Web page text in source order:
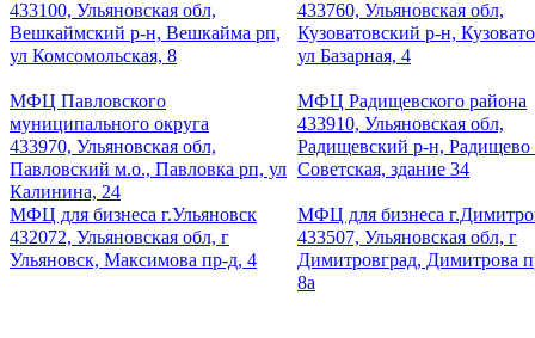
433100, Ульяновская обл,
Вешкаймский р-н, Вешкайма рп,
ул Комсомольская, 8
433760, Ульяновская обл,
Кузоватовский р-н,
ул Базарная, 4
МФЦ Павловского
муниципального округа
433970, Ульяновская обл,
Павловский м.о., Павловка рп, ул
Калинина, 24
МФЦ Радищевского района
433910, Ульяновская обл,
Радищевский р-н, Радищево
Советская, здание 34
МФЦ для бизнеса г.Ульяновск
432072, Ульяновская обл, г
Ульяновск, Максимова пр-д, 4
МФЦ для бизнеса
433507, Ульяновская обл, г
Димитровград, Димитрова
8а